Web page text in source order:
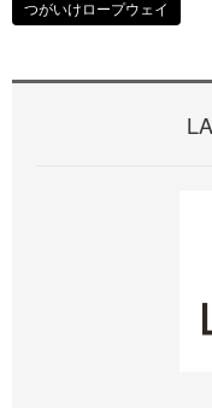
つがいけロープウェイ